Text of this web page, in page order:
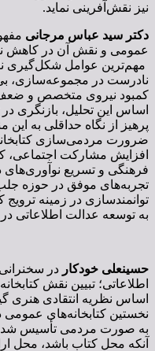
نیز نقش‌آفرینی نماید.
دکتر سید عباس مرجانی
عمومی و نقش آن در کاهش
مهم‌ترین عوامل شکل‌گیری
نادرست در مجموعه‌سازی،
کمبود نیروی متخصص و
اساس این تحلیل، بازنگری
پرهیز از نگاه حداقلی به
ضرورت مردمی‌سازی
افزایش مشارکت اجتماعی،
فرهنگی و تسریع نوآوری‌های
تجربه‌های موفق در حوزه
توانمندسازی در زمینه
به توسعه عدالت اطلاعاتی
حسینعلی خودکار در
اطلاعاتی؛ تبیین نقش
اساس نظریه انتقادی هنری
نخستین کتابخانه‌های
به صورت مردمی تأسیس
آنکه محل کتاب باشد، محل